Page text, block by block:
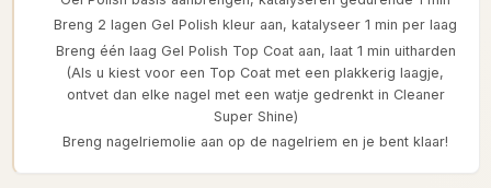
Breng 2 lagen Gel Polish kleur aan, katalyseer 1 min per laag
Breng één laag Gel Polish Top Coat aan, laat 1 min uitharden
(Als u kiest voor een Top Coat met een plakkerig laagje,
ontvet dan elke nagel met een watje gedrenkt in Cleaner
Super Shine)
Breng nagelriemolie aan op de nagelriem en je bent klaar!